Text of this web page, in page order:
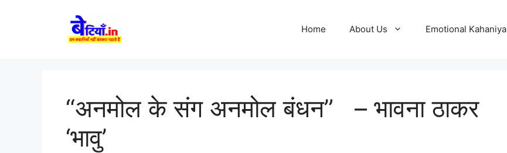
Home About Us Emotional Kahaniya
“अनमोल के संग अनमोल बंधन” – भावना ठाकर
‘भावु’